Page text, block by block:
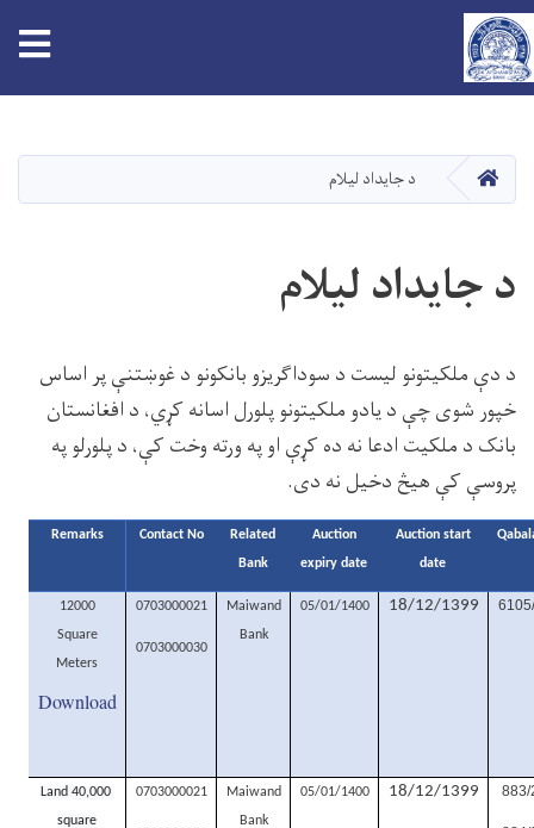
کور د جایداد لیلام
د جایداد لیلام
د دې ملکیتونو لیست د سوداګریزو بانکونو د غوښتنې پر اساس
خپور شوی چې د یادو ملکیتونو پلورل اسانه کړي، د افغانستان
بانک د ملکیت ادعا نه ده کړې او په ورته وخت کې، د پلورلو په
پروسې کې هیڅ دخیل نه دی.
Auction start
date
Auction
expiry date
Related
Bank
Contact No
Remarks
18/12/1399
05/01/1400
Maiwand
Bank
0703000021
0703000030
12000
Square
Meters
Download
883/
18/12/1399
05/01/1400
Maiwand
Bank
0703000021
Land 40,000
square